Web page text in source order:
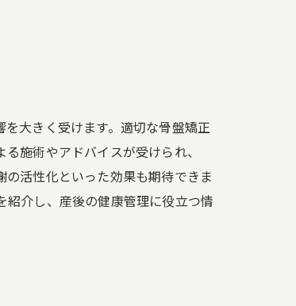
大きく受けます。適切な骨盤矯正
施術やアドバイスが受けられ、
活性化といった効果も期待できま
介し、産後の健康管理に役立つ情